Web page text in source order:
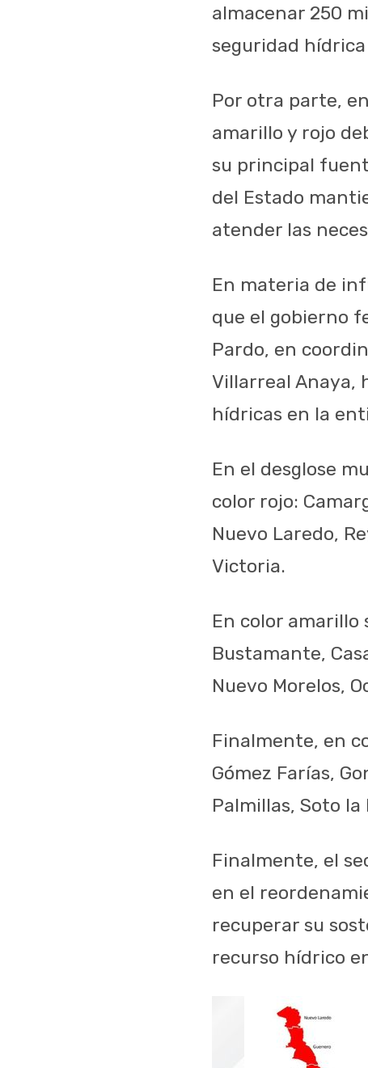
almacenar 250
seguridad
Por otra parte,
amarillo y rojo
su principal
del Estado
atender las
En materia de
que el gobierno
Pardo, en
Villarreal Anaya,
hídricas en la
En el desglose
color rojo:
Nuevo Laredo,
Victoria.
En color amarillo
Bustamante,
Nuevo Morelos,
Finalmente, en
Gómez Farías,
Palmillas, Soto
Finalmente, el
en el
recuperar su
recurso hídrico